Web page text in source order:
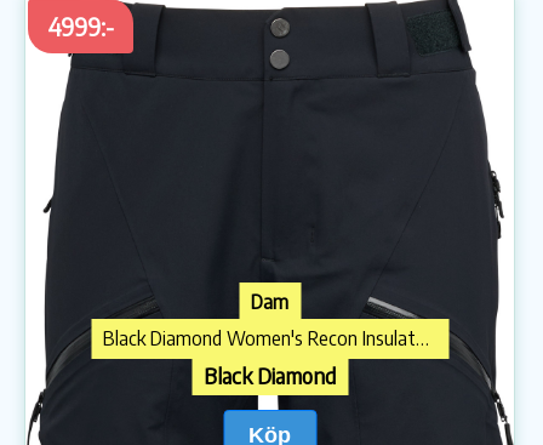
4999:-
Dam
Black Diamond Women's Recon Insulated Pants Black
Black Diamond
Köp